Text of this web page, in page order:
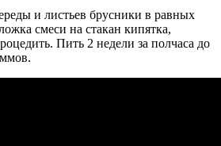
и листьев брусники в равных
смеси на стакан кипятка,
Пить 2 недели за полчаса до